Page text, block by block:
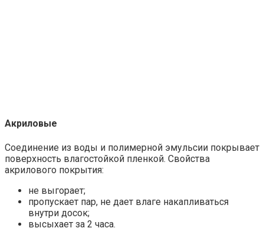
Акриловые
Соединение из воды и полимерной эмульсии покрывает
поверхность влагостойкой пленкой. Свойства
акрилового покрытия:
не выгорает;
пропускает пар, не дает влаге накапливаться
внутри досок;
высыхает за 2 часа.